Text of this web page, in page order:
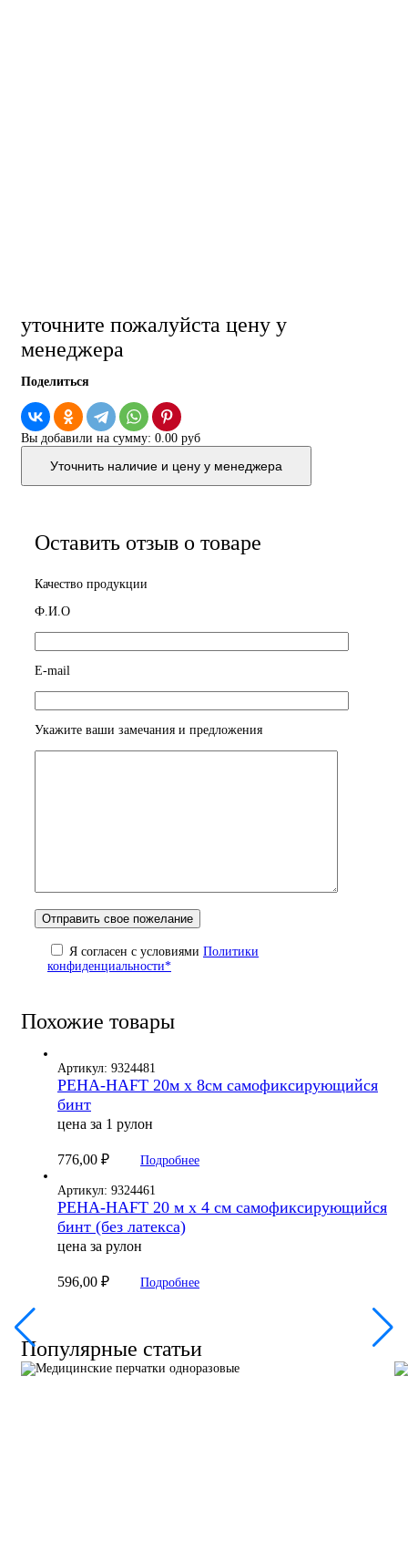
уточните пожалуйста цену у
менеджера
Поделиться
Вы добавили на сумму: 0.00 руб
Уточнить наличие и цену у менеджера
Оставить отзыв о товаре
Качество продукции
Ф.И.О
E-mail
Укажите ваши замечания и предложения
Я согласен с условиями Политики
конфиденциальности*
Похожие товары
Артикул: 9324481
PEHA-HAFT 20м х 8см самофиксирующийся
бинт
цена за 1 рулон
776,00 ₽ Подробнее
Артикул: 9324461
PEHA-HAFT 20 м х 4 см самофиксирующийся
бинт (без латекса)
цена за рулон
596,00 ₽ Подробнее
Популярные статьи